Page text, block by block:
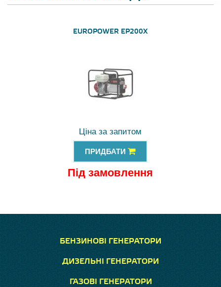
EUROPOWER EP200X
Ціна за запитом
ПРИДБАТИ
Під замовлення
БЕНЗИНОВІ ГЕНЕРАТОРИ
ДИЗЕЛЬНІ ГЕНЕРАТОРИ
ГАЗОВІ ГЕНЕРАТОРИ